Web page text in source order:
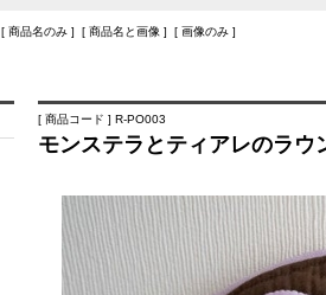
[ 商品名のみ ] [ 商品名と画像 ] [ 画像のみ ]
[ 商品コード ] R-PO003
モンステラとティアレのラウ